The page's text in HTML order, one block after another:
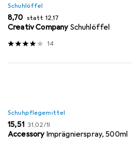
Schuhlöffel
EUR
8,70 statt EUR
12,17
Creativ Company Schuhlöffel
14
Schuhpflegemittel
EUR
15,51 EUR
31,02/1l
Accessory Imprägnierspray, 500ml